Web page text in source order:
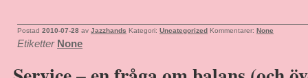
Postad 2010-07-28 av Jazzhands Kategori: Uncategorized Kommentarer: None
Etiketter None